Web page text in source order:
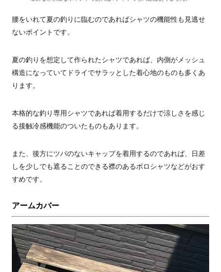
腰をいれて夏の釣りに臨むのであればシャツの機能性も見逃せ
ないポイントです。
夏の釣りを想定して作られたシャツであれば、内側がメッシュ
構造になっていてドライでサラッとした着心地のものも多くあ
ります。
本格的な釣り専用シャツであれば着用するだけで涼しさを感じ
る接触冷感機能のついたものもあります。
また、後方にツバのないキャップを着用するのであれば、日差
しを少しでも遮ることのできる襟のあるポロシャツなどがおす
すめです。
アームカバー